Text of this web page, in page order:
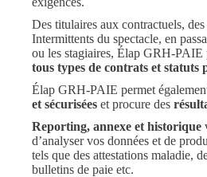
Des titulaires aux contractuels,
Intermittents du spectacle, en
ou les stagiaires, Élap GRH-PAIE
tous types de contrats et statuts
Élap GRH-PAIE permet
et sécurisées et procure des
Reporting, annexe et historique
d’analyser vos données et de
tels que des attestations maladie,
bulletins de paie etc.